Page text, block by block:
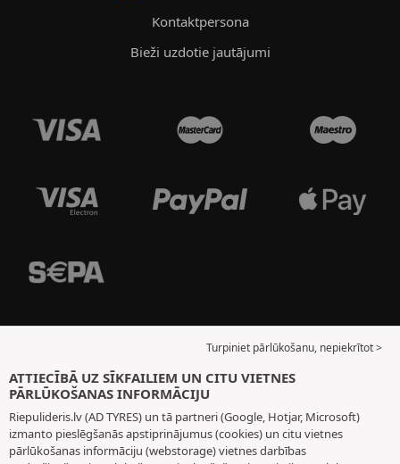
Kontaktpersona
Bieži uzdotie jautājumi
Turpiniet pārlūkošanu, nepiekrītot >
ATTIECĪBĀ UZ SĪKFAILIEM UN CITU VIETNES
PĀRLŪKOŠANAS INFORMĀCIJU
Riepulideris.lv (AD TYRES) un tā partneri (Google, Hotjar, Microsoft)
izmanto pieslēgšanās apstiprinājumus (cookies) un citu vietnes
pārlūkošanas informāciju (webstorage) vietnes darbības